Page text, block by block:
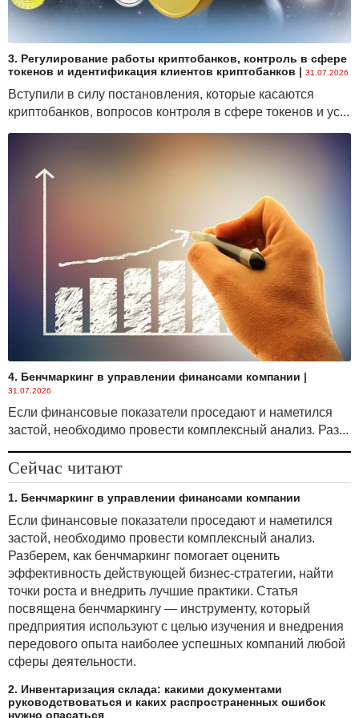
3. Регулирование работы криптобанков, контроль в сфере
токенов и идентификация клиентов криптобанков | 31.07.2026
Вступили в силу постановления, которые касаются
криптобанков, вопросов контроля в сфере токенов и ус...
4. Бенчмаркинг в управлении финансами компании |
31.07.2026
Если финансовые показатели проседают и наметился
застой, необходимо провести комплексный анализ. Раз...
Сейчас читают
1. Бенчмаркинг в управлении финансами компании
Если финансовые показатели проседают и наметился
застой, необходимо провести комплексный анализ.
Разберем, как бенчмаркинг помогает оценить
эффективность действующей бизнес-стратегии, найти
точки роста и внедрить лучшие практики. Статья
посвящена бенчмаркингу — инструменту, который
предприятия используют с целью изучения и внедрения
передового опыта наиболее успешных компаний любой
сферы деятельности.
2. Инвентаризация склада: какими документами
руководствоваться и каких распространенных ошибок
нужно опасаться